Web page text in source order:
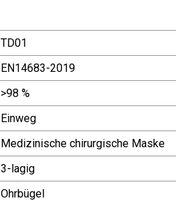
TD01
EN14683-2019
>98 %
Einweg
Medizinische chirurgische Maske
3-lagig
Ohrbügel